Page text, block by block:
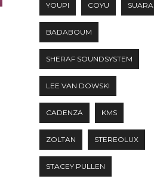
YOUPI COYU SUARA
BADABOUM
SHERAF SOUNDSYSTEM
LEE VAN DOWSKI
CADENZA KMS
ZOLTAN STEREOLUX
STACEY PULLEN